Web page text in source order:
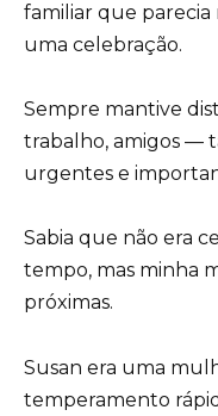
familiar que parecia
uma celebração.
Sempre mantive
trabalho, amigos —
urgentes e
Sabia que não era
tempo, mas minha
próximas.
Susan era uma
temperamento